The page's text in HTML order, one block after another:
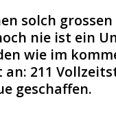
NETZWERK
Deine Verbindung zur
Medienwelt
Exklusive Rabatte & Vorteile
für SSM-Mitglieder
solch
nie ist ein
wie im
an: 211
geschaffen.